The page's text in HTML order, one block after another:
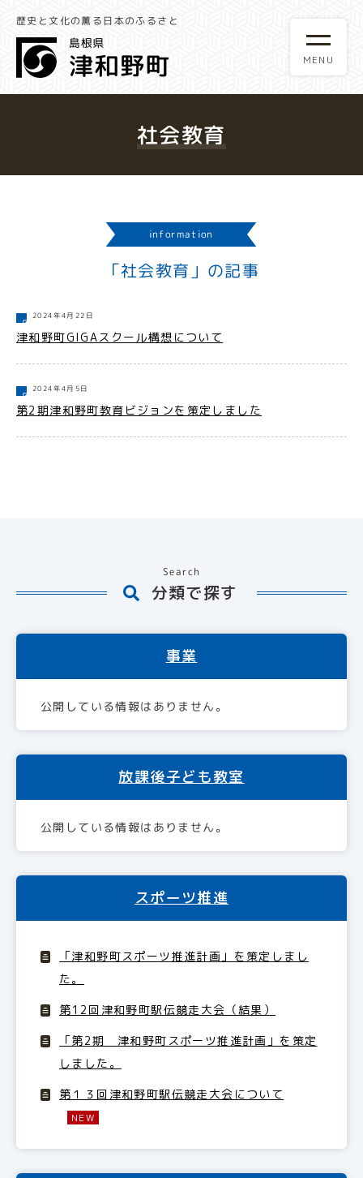
歴史と文化の薫る日本のふるさと
社会教育
information
「社会教育」の記事
2024年4月22日
津和野町GIGAスクール構想について
2024年4月5日
第2期津和野町教育ビジョンを策定しました
Search
分類で探す
事業
公開している情報はありません。
放課後子ども教室
公開している情報はありません。
スポーツ推進
「津和野町スポーツ推進計画」を策定しまし
た。
第12回津和野町駅伝競走大会（結果）
「第2期 津和野町スポーツ推進計画」を策定
しました。
第１３回津和野町駅伝競走大会について
NEW